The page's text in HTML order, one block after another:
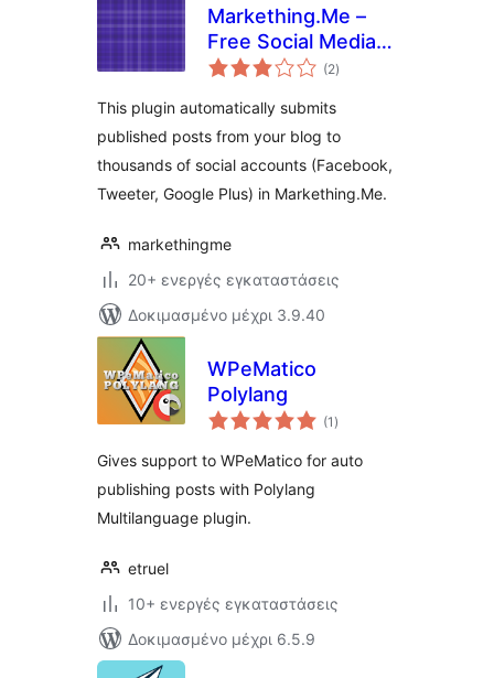
Markething.Me –
Free Social Media
Auto Submitter
(2αξιολογήσεις
σύνολο
)
This plugin automatically submits
published posts from your blog to
thousands of social accounts (Facebook,
Tweeter, Google Plus) in Markething.Me.
markethingme
20+ ενεργές εγκαταστάσεις
Δοκιμασμένο μέχρι 3.9.40
WPeMatico
Polylang
(1 αξιολογήσεις
σύνολο
)
Gives support to WPeMatico for auto
publishing posts with Polylang
Multilanguage plugin.
etruel
10+ ενεργές εγκαταστάσεις
Δοκιμασμένο μέχρι 6.5.9